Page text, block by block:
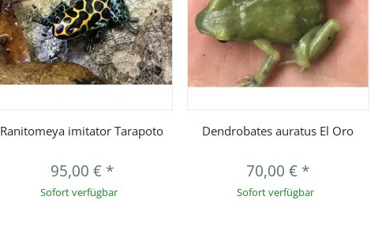
Vorschau
Ranitomeya imitator Tarapoto
95,00 € *
Sofort verfügbar
Vorschau
Dendrobates auratus El Oro
70,00 € *
Sofort verfügbar